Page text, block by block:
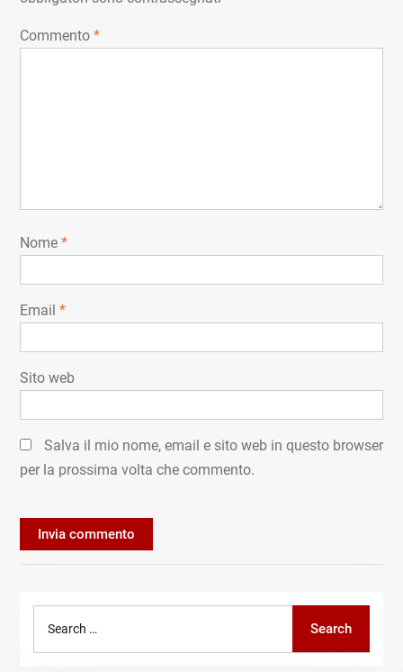
Commento *
Nome *
Email *
Sito web
Salva il mio nome, email e sito web in questo browser
per la prossima volta che commento.
Search